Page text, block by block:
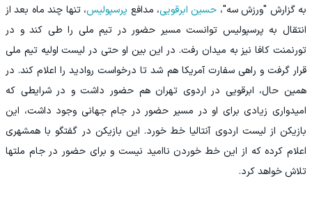
به گزارش "ورزش سه"، حسین ابرقویی، مدافع پرسپولیس، تنها چند ماه بعد از
انتقال به پرسپولیس توانست مسیر حضور در تیم ملی را طی کند و در
تورنمنت کافا نیز به میدان رفت. در این بین او حتی در لیست اولیه تیم ملی
قرار گرفت و راهی سفارت آمریکا هم شد تا درخواست روادید را اعلام کند. در
همین حال، ابرقویی در اردوی تهران هم حضور داشت و در شرایطی که
امیدواری زیادی برای او در مسیر حضور در جام جهانی وجود داشت، این
بازیکن از لیست اردوی آنتالیا خط خورد. این بازیکن در گفتگو با همشهری
اعلام کرده که از این خط خوردن ناامید نیست و برای حضور در جام ملتها
تلاش خواهد کرد.